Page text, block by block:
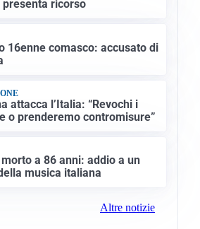
ricorso
16enne comasco: accusato di
attacca l’Italia: “Revochi i
o prenderemo contromisure”
a 86 anni: addio a un
musica italiana
Altre notizie